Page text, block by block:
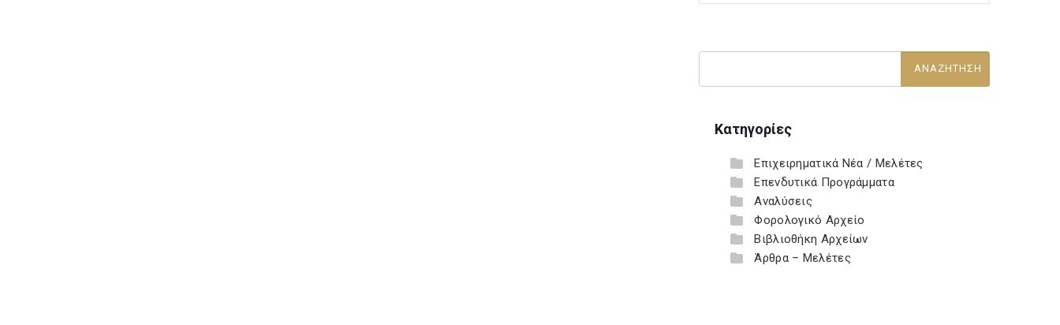
Κατηγορίες
Επιχειρηματικά Νέα / Μελέτες
Επενδυτικά Προγράμματα
Αναλύσεις
Φορολογικό Αρχείο
Βιβλιοθήκη Αρχείων
Άρθρα – Μελέτες